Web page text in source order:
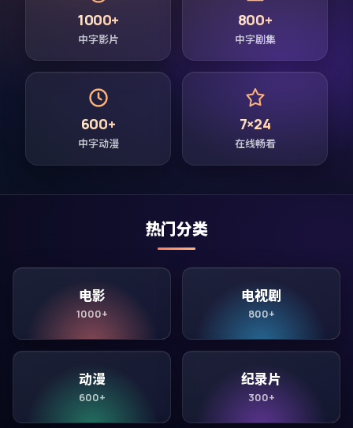
1000+
中字影片
800+
中字剧集
600+
中字动漫
7×24
在线畅看
热门分类
电影
1000+
电视剧
800+
动漫
600+
纪录片
300+